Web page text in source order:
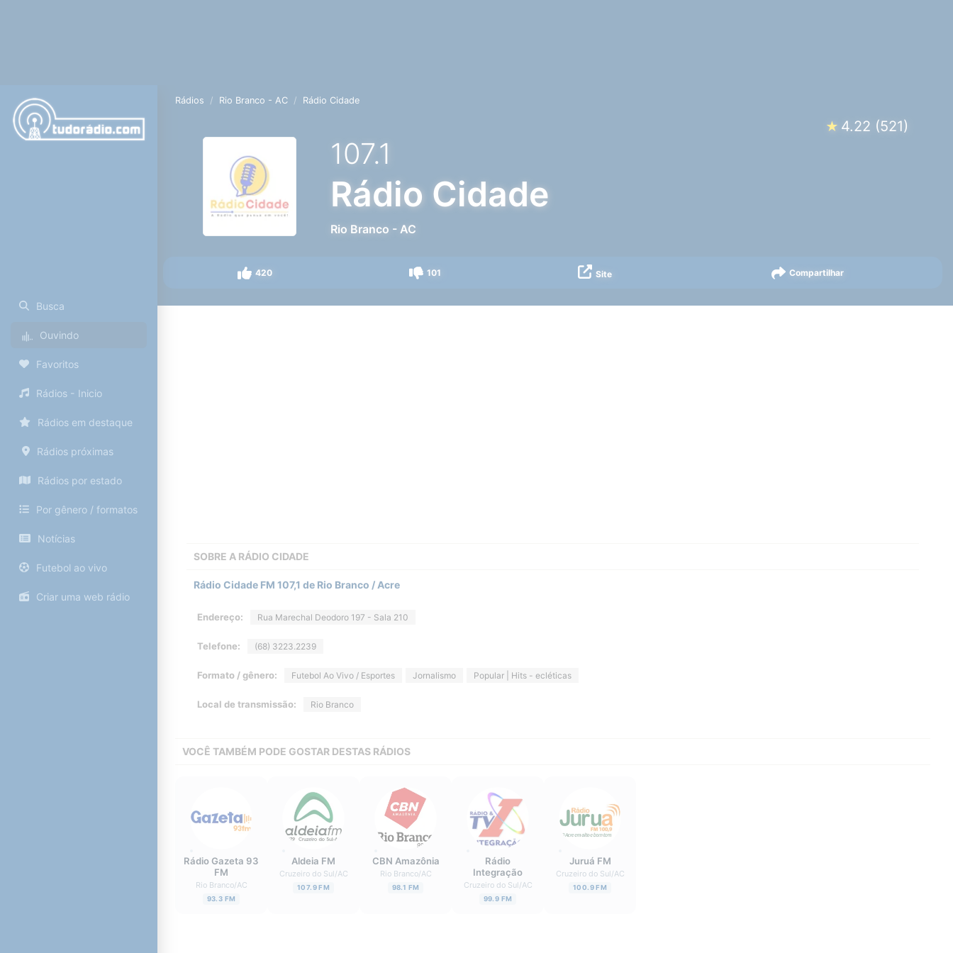
Busca
Ouvindo
Favoritos
Rádios - Inicio
Rádios em destaque
Rádios próximas
Rádios por estado
Por gênero / formatos
Notícias
Futebol ao vivo
Criar uma web rádio
Rádios Rio Branco - AC Rádio Cidade
★ 4.22 (521)
107.1
Rádio Cidade
Rio Branco -AC
420 101 Site Compartilhar
SOBRE A RÁDIO CIDADE
Rádio Cidade FM 107,1 de Rio Branco / Acre
Endereço: Rua Marechal Deodoro 197 - Sala 210
Telefone: (68) 3223.2239
Formato / gênero: Futebol Ao Vivo / Esportes Jornalismo Popular | Hits - ecléticas
Local de transmissão: Rio Branco
VOCÊ TAMBÉM PODE GOSTAR DESTAS RÁDIOS
Rádio Gazeta 93
FM
Rio Branco/AC
93.3 FM
Aldeia FM
Cruzeiro do Sul/AC
107.9 FM
CBN Amazônia
Rio Branco/AC
98.1 FM
Rádio
Integração
Cruzeiro do Sul/AC
99.9 FM
Juruá FM
Cruzeiro do Sul/AC
100.9 FM